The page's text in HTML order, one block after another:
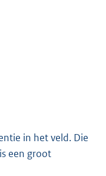
in het veld. Die
een groot